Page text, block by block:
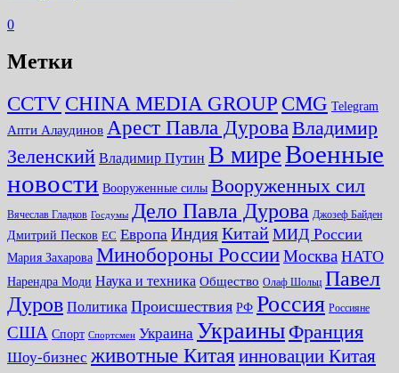
0
Метки
CCTV CHINA MEDIA GROUP CMG Telegram
Апти Алаудинов Арест Павла ДуроваВладимир
Зеленский Владимир Путин В миреВоенные
новости Вооруженные силы Вооруженных сил
Вячеслав Гладков Госдумы Дело Павла Дурова Джозеф Байден
Дмитрий Песков ЕС Европа ИндияКитай МИД России
Мария Захарова Минобороны РоссииМосква НАТО
Нарендра Моди Наука и техника Общество Олаф Шольц Павел
Дуров Политика Происшествия РФ Россия Россияне
США Спорт Спортсмен Украина Украины Франция
Шоу-бизнес животные Китая инновации Китая